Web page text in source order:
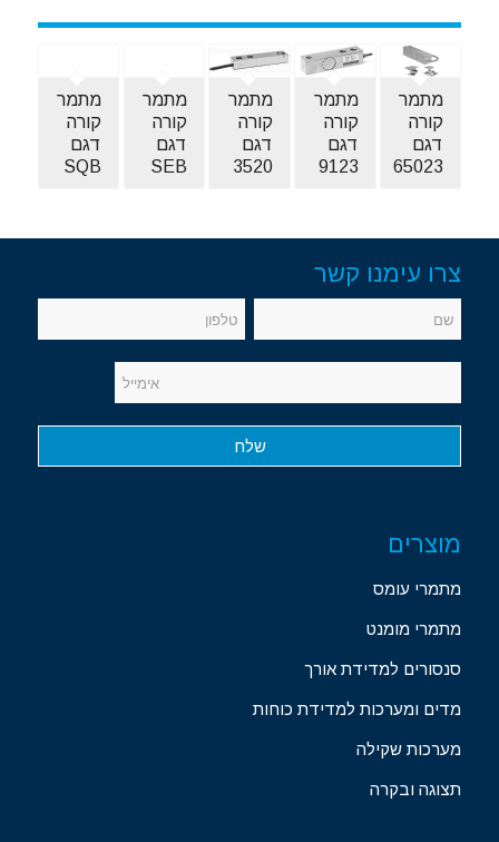
מתמר
קורה
דגם
65023
מתמר
קורה
דגם
9123
מתמר
קורה
דגם
3520
מתמר
קורה
דגם
SEB
מתמר
קורה
דגם
SQB
צרו עימנו קשר
מוצרים
מתמרי עומס
מתמרי מומנט
סנסורים למדידת אורך
מדים ומערכות למדידת כוחות
מערכות שקילה
תצוגה ובקרה